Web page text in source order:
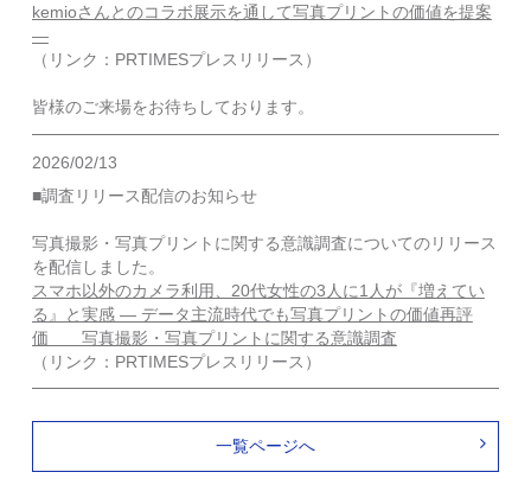
kemioさんとのコラボ展示を通して写真プリントの価値を提案
―
（リンク：PRTIMESプレスリリース）
皆様のご来場をお待ちしております。
2026/02/13
■調査リリース配信のお知らせ
写真撮影・写真プリントに関する意識調査についてのリリース
を配信しました。
スマホ以外のカメラ利用、20代女性の3人に1人が『増えてい
る』と実感 ― データ主流時代でも写真プリントの価値再評
価 写真撮影・写真プリントに関する意識調査
（リンク：PRTIMESプレスリリース）
一覧ページへ